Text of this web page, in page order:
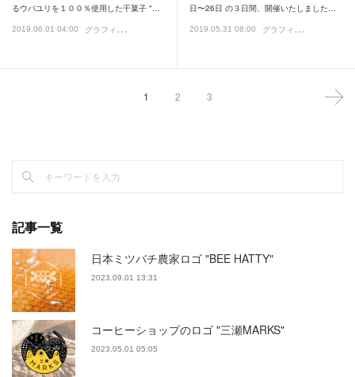
るウバユリを１００％使用した干菓子 "…
2019.06.01 04:00 グ
ラフィックデザイン
日〜26日 の３日間、開催いたしました…
2019.05.31 08:00 グ
ラフィックデザイン
1 2 3
記事一覧
日本ミツバチ農家ロゴ "BEE HATTY"
2023.09.01 13:31
コーヒーショップのロゴ "三瀬MARKS"
2023.05.01 05:05